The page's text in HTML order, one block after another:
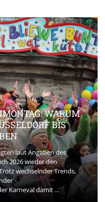
WARUM
BIS
laut Angaben des
2026 wieder den
wechselnder Trends,
Karneval damit ...